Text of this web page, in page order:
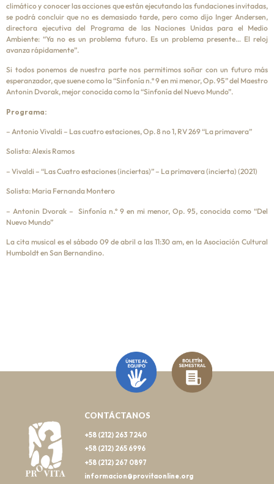
climático y conocer las acciones que están ejecutando las fundaciones invitadas,
se podrá concluir que no es demasiado tarde, pero como dijo Inger Andersen,
directora ejecutiva del Programa de las Naciones Unidas para el Medio
Ambiente: “Ya no es un problema futuro. Es un problema presente… El reloj
avanza rápidamente”.
Si todos ponemos de nuestra parte nos permitimos soñar con un futuro más
esperanzador, que suene como la “Sinfonía n.º 9 en mi menor, Op. 95” del Maestro
Antonin Dvorak, mejor conocida como la “Sinfonía del Nuevo Mundo”.
Programa:
– Antonio Vivaldi – Las cuatro estaciones, Op. 8 no 1, RV 269 “La primavera”
Solista: Alexis Ramos
– Vivaldi – “Las Cuatro estaciones (inciertas)” – La primavera (incierta) (2021)
Solista: Maria Fernanda Montero
– Antonin Dvorak – Sinfonía n.º 9 en mi menor, Op. 95, conocida como “Del
Nuevo Mundo”
La cita musical es el sábado 09 de abril a las 11:30 am, en la Asociación Cultural
Humboldt en San Bernandino.
CONTÁCTANOS
+58 (212) 263 7240
+58 (212) 265 6996
+58 (212) 267 0897
informacion@provitaonline.org